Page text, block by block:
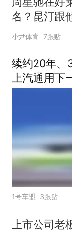
名？昆汀跟
罗竟是他的
小尹体育 7跟贴
续约20年、
上汽通用下
1号车盟 3跟贴
上市公司老